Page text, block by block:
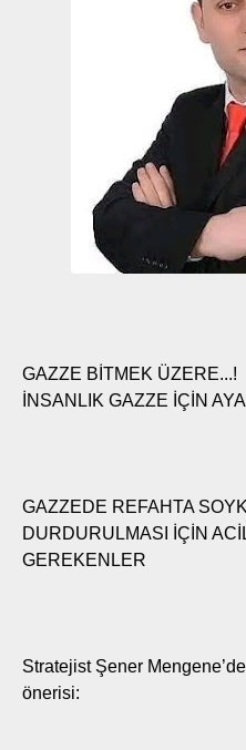
GAZZE BİTMEK ÜZERE...!
İNSANLIK GAZZE İÇİN
GAZZEDE REFAHTA
DURDURULMASI İÇİN
GEREKENLER
Stratejist Şener
önerisi: